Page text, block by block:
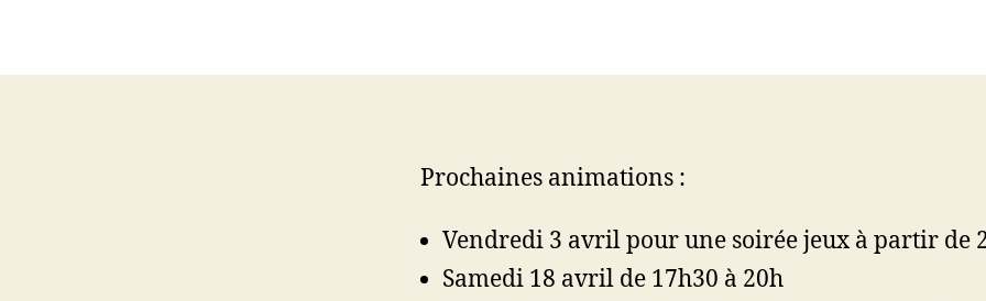
Prochaines animations :
Vendredi 3 avril pour une soirée jeux à partir de
Samedi 18 avril de 17h30 à 20h